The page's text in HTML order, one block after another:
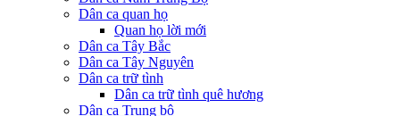
Dân ca quan họ
Quan họ lời mới
Dân ca Tây Bắc
Dân ca Tây Nguyên
Dân ca trữ tình
Dân ca trữ tình quê hương
Dân ca Trung bộ